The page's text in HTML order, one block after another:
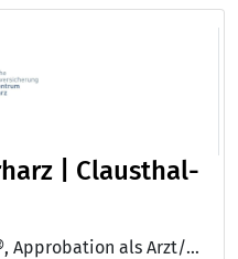
| Clausthal-
Qualifikationen: QMS-REHA®, Approbation als Arzt/Ärztin, Facharzt/Fachärztin für Innere Medizin und Hämatologie und Onkologie